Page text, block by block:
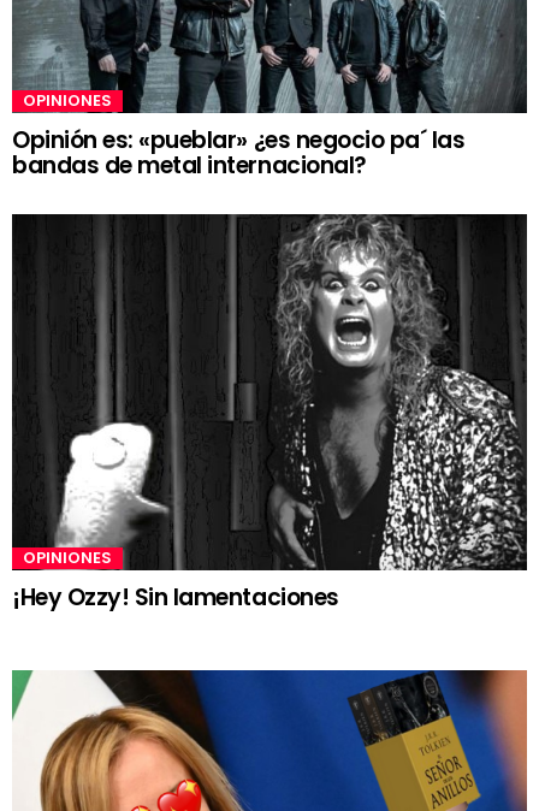
OPINIONES
Opinión es: «pueblar» ¿es negocio pa´ las
bandas de metal internacional?
OPINIONES
¡Hey Ozzy! Sin lamentaciones